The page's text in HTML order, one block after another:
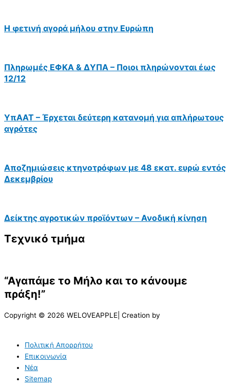
Η φετινή αγορά μήλου στην Ευρώπη
Πληρωμές ΕΦΚΑ & ΔΥΠΑ – Ποιοι πληρώνονται έως
12/12
ΥπΑΑΤ – Έρχεται δεύτερη κατανομή για απλήρωτους
αγρότες
Αποζημιώσεις κτηνοτρόφων με 48 εκατ. ευρώ εντός
Δεκεμβρίου
Δείκτης αγροτικών προϊόντων – Ανοδική κίνηση
Τεχνικό τμήμα
“Αγαπάμε το Μήλο και το κάνουμε
πράξη!”
Copyright © 2026 WELOVEAPPLE| Creation by
Πολιτική Απορρήτου
Επικοινωνία
Νέα
Sitemap